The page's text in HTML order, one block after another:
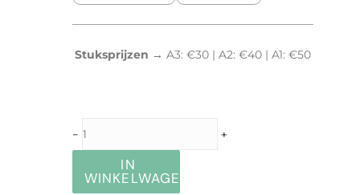
Stuksprijzen → A3: €30 | A2: €40 | A1: €50
- +
IN
WINKELWAGEN